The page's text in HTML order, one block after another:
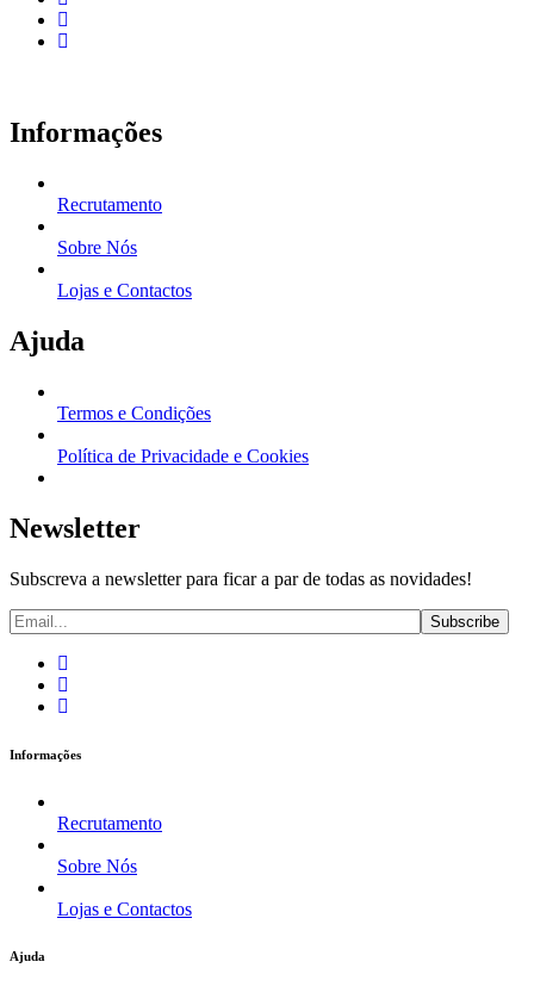
Informações
Recrutamento
Sobre Nós
Lojas e Contactos
Ajuda
Termos e Condições
Política de Privacidade e Cookies
Newsletter
Subscreva a newsletter para ficar a par de todas as novidades!
Informações
Recrutamento
Sobre Nós
Lojas e Contactos
Ajuda